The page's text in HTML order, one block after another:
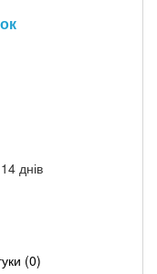
днів
(0)